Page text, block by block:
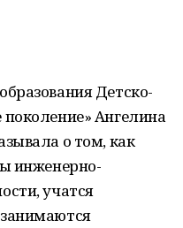
Детско-
Ангелина
о том, как
инженерно-
учатся